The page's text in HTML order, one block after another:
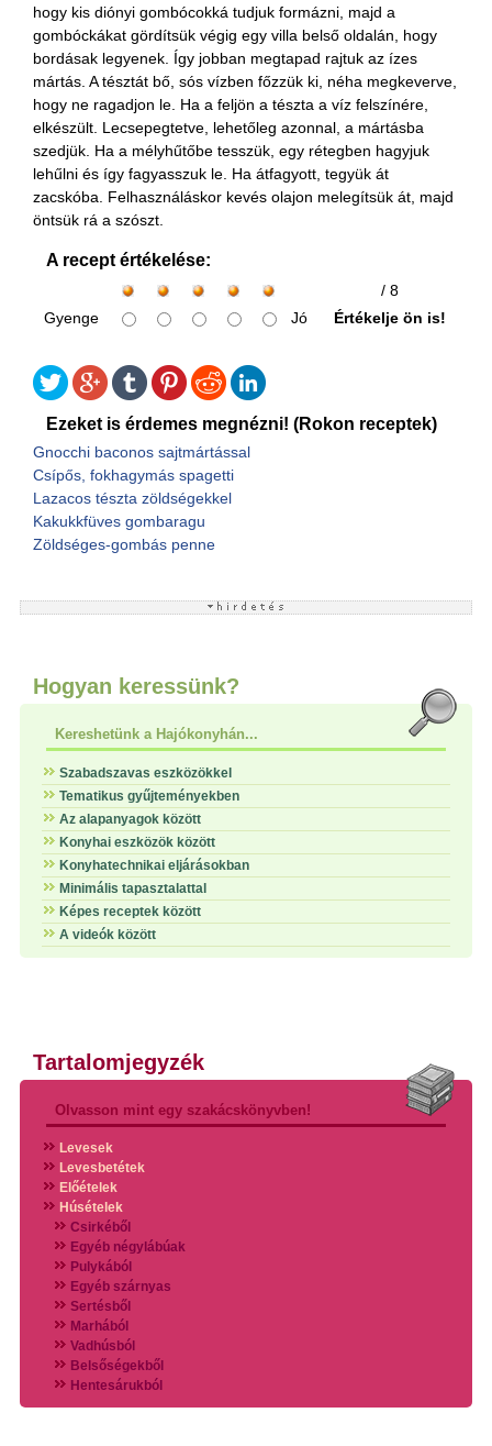
hogy kis diónyi gombócokká tudjuk formázni, majd a
gombóckákat gördítsük végig egy villa belső oldalán, hogy
bordásak legyenek. Így jobban megtapad rajtuk az ízes
mártás. A tésztát bő, sós vízben főzzük ki, néha megkeverve,
hogy ne ragadjon le. Ha a feljön a tészta a víz felszínére,
elkészült. Lecsepegtetve, lehetőleg azonnal, a mártásba
szedjük. Ha a mélyhűtőbe tesszük, egy rétegben hagyjuk
lehűlni és így fagyasszuk le. Ha átfagyott, tegyük át
zacskóba. Felhasználáskor kevés olajon melegítsük át, majd
öntsük rá a szószt.
A recept értékelése:
/ 8
Gyenge
Jó Értékelje ön is!
Ezeket is érdemes megnézni! (Rokon receptek)
Gnocchi baconos sajtmártással
Csípős, fokhagymás spagetti
Lazacos tészta zöldségekkel
Kakukkfüves gombaragu
Zöldséges-gombás penne
Hogyan keressünk?
Kereshetünk a Hajókonyhán...
Szabadszavas eszközökkel
Tematikus gyűjteményekben
Az alapanyagok között
Konyhai eszközök között
Konyhatechnikai eljárásokban
Minimális tapasztalattal
Képes receptek között
A videók között
Tartalomjegyzék
Olvasson mint egy szakácskönyvben!
Levesek
Levesbetétek
Előételek
Húsételek
Csirkéből
Egyéb négylábúak
Pulykából
Egyéb szárnyas
Sertésből
Marhából
Vadhúsból
Belsőségekből
Hentesárukból
Vadszárnyasokból